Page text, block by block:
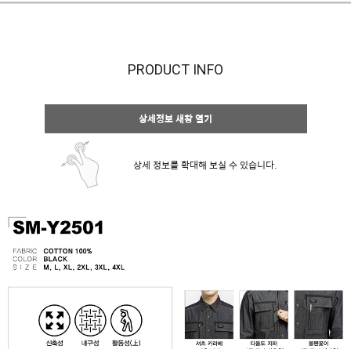
PRODUCT INFO
상세정보 새창 열기
상세 정보를 확대해 보실 수 있습니다.